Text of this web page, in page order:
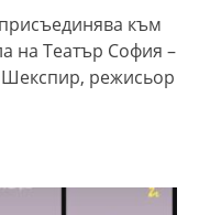
към
на Театър София –
Шекспир, режисьор